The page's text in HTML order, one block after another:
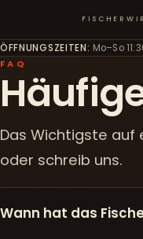
ÖFFNUNGSZEITEN: Mo–So
FAQ
Das Wichtigste auf
oder schreib uns.
Wann hat das